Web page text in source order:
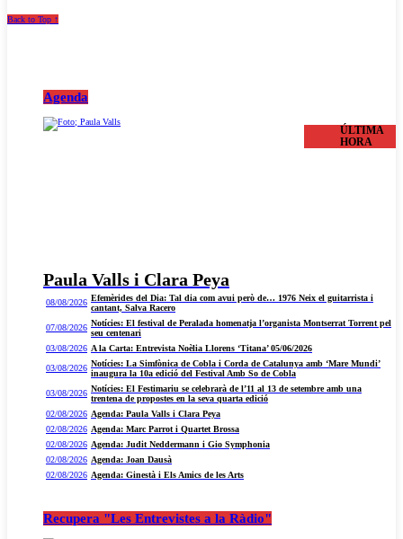
Back to Top ↑
Agenda
Paula Valls i Clara Peya
ÚLTIMA
HORA
08/08/2026 Efemèrides del Dia: Tal dia com avui però de… 1976 Neix el guitarrista i
cantant, Salva Racero
07/08/2026 Notícies: El festival de Peralada homenatja l’organista Montserrat Torrent pel
seu centenari
03/08/2026 A la Carta: Entrevista Noèlia Llorens ‘Titana’ 05/06/2026
03/08/2026 Notícies: La Simfònica de Cobla i Corda de Catalunya amb ‘Mare Mundi’
inaugura la 10a edició del Festival Amb So de Cobla
03/08/2026 Notícies: El Festimariu se celebrarà de l’11 al 13 de setembre amb una
trentena de propostes en la seva quarta edició
02/08/2026 Agenda: Paula Valls i Clara Peya
02/08/2026 Agenda: Marc Parrot i Quartet Brossa
02/08/2026 Agenda: Judit Neddermann i Gio Symphonia
02/08/2026 Agenda: Joan Dausà
02/08/2026 Agenda: Ginestà i Els Amics de les Arts
Recupera "Les Entrevistes a la Ràdio"